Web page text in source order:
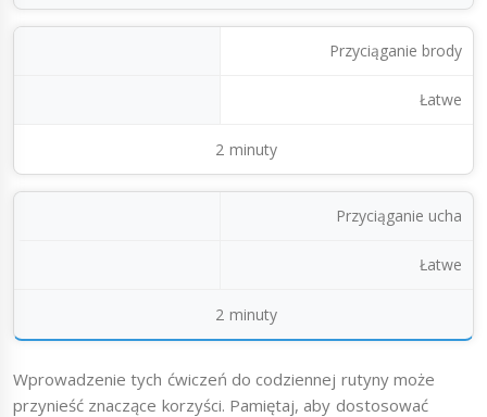
Przyciąganie brody
Łatwe
2 minuty
Przyciąganie ucha
Łatwe
2 minuty
Wprowadzenie tych ćwiczeń do codziennej rutyny może
przynieść znaczące korzyści. Pamiętaj, aby dostosować